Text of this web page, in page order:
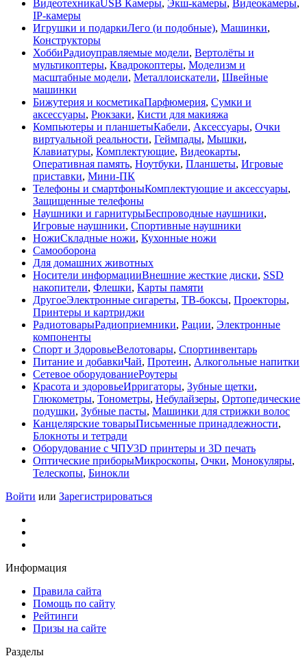
ВидеотехникаUSB Камеры, Экш-камеры, Видеокамеры,
IP-камеры
Игрушки и подаркиЛего (и подобные), Машинки,
Конструкторы
ХоббиРадиоуправляемые модели, Вертолёты и
мультикоптеры, Квадрокоптеры, Моделизм и
масштабные модели, Металлоискатели, Швейные
машинки
Бижутерия и косметикаПарфюмерия, Сумки и
аксессуары, Рюкзаки, Кисти для макияжа
Компьютеры и планшетыКабели, Аксессуары, Очки
виртуальной реальности, Геймпады, Мышки,
Клавиатуры, Комплектующие, Видеокарты,
Оперативная память, Ноутбуки, Планшеты, Игровые
приставки, Мини-ПК
Телефоны и смартфоныКомплектующие и аксессуары,
Защищенные телефоны
Наушники и гарнитурыБеспроводные наушники,
Игровые наушники, Спортивные наушники
НожиСкладные ножи, Кухонные ножи
Самооборона
Для домашних животных
Носители информацииВнешние жесткие диски, SSD
накопители, Флешки, Карты памяти
ДругоеЭлектронные сигареты, ТВ-боксы, Проекторы,
Принтеры и картриджи
РадиотоварыРадиоприемники, Рации, Электронные
компоненты
Спорт и ЗдоровьеВелотовары, Спортинвентарь
Питание и добавкиЧай, Протеин, Алкогольные напитки
Сетевое оборудованиеРоутеры
Красота и здоровьеИрригаторы, Зубные щетки,
Глюкометры, Тонометры, Небулайзеры, Ортопедические
подушки, Зубные пасты, Машинки для стрижки волос
Канцелярские товарыПисьменные принадлежности,
Блокноты и тетради
Оборудование с ЧПУ3D принтеры и 3D печать
Оптические приборыМикроскопы, Очки, Монокуляры,
Телескопы, Бинокли
Войти или Зарегистрироваться
Информация
Правила сайта
Помощь по сайту
Рейтинги
Призы на сайте
Разделы